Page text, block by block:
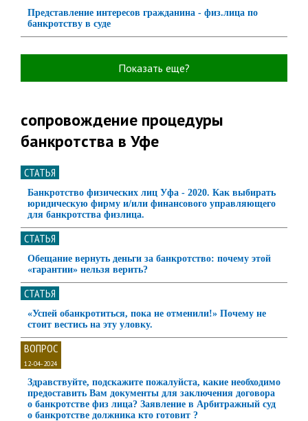
Представление интересов гражданина - физ.лица по
банкротству в суде
Показать еще?
сопровождение процедуры
банкротства в Уфе
СТАТЬЯ
Банкротство физических лиц Уфа - 2020. Как выбирать
юридическую фирму и/или финансового управляющего
для банкротства физлица.
СТАТЬЯ
Обещание вернуть деньги за банкротство: почему этой
«гарантии» нельзя верить?
СТАТЬЯ
«Успей обанкротиться, пока не отменили!» Почему не
стоит вестись на эту уловку.
ВОПРОС
12-04-2024
Здравствуйте, подскажите пожалуйста, какие необходимо
предоставить Вам документы для заключения договора
о банкротстве физ лица? Заявление в Арбитражный суд
о банкротстве должника кто готовит ?